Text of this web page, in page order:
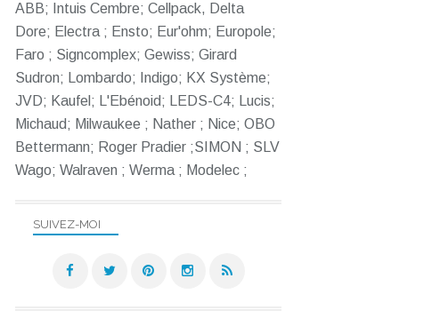
SUIVEZ-MOI
ABB; Intuis Cembre; Cellpack, Delta
Dore; Electra ; Ensto; Eur'ohm; Europole;
Faro ; Signcomplex; Gewiss; Girard
Sudron; Lombardo; Indigo; KX Système;
JVD; Kaufel; L'Ebénoid; LEDS-C4; Lucis;
Michaud; Milwaukee ; Nather ; Nice; OBO
Bettermann; Roger Pradier ;SIMON ; SLV
Wago; Walraven ; Werma ; Modelec ;